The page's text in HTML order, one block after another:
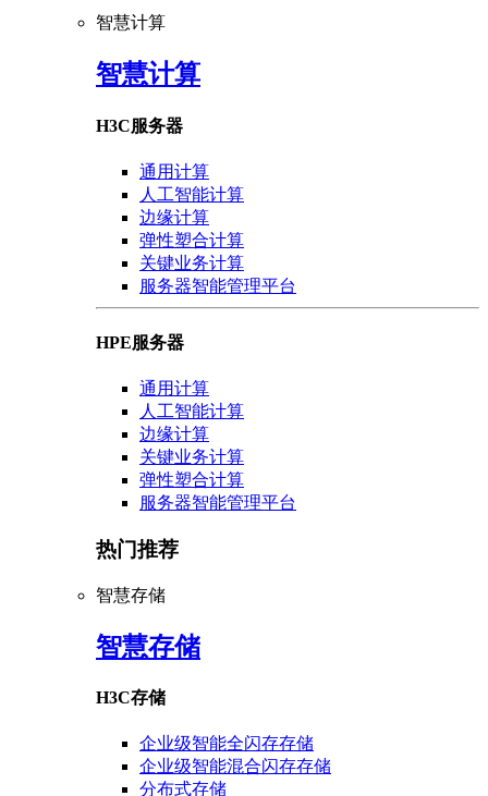
智慧计算
智慧计算
H3C服务器
通用计算
人工智能计算
边缘计算
弹性塑合计算
关键业务计算
服务器智能管理平台
HPE服务器
通用计算
人工智能计算
边缘计算
关键业务计算
弹性塑合计算
服务器智能管理平台
热门推荐
智慧存储
智慧存储
H3C存储
企业级智能全闪存存储
企业级智能混合闪存存储
分布式存储